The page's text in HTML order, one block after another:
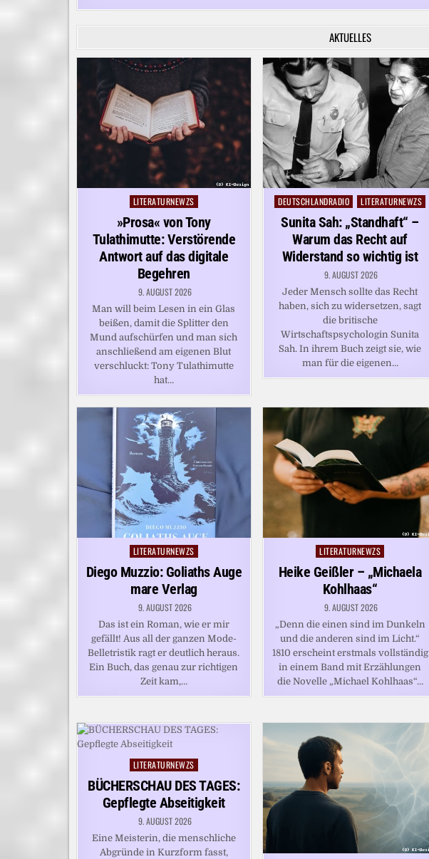
UND
RUHE
AKTUELLES
Posted
in
LITERATURNEWZS
»Prosa« von Tony
Tulathimutte: Verstörende
Antwort auf das digitale
Begehren
9. AUGUST 2026
Man will beim Lesen in ein Glas
beißen, damit die Splitter den
Mund aufschürfen und man sich
anschließend am eigenen Blut
verschluckt: Tony Tulathimutte
hat…
Posted
in
DEUTSCHLANDRADIO LITERATURNEWZS
Sunita Sah: „Standhaft“ –
Warum das Recht auf
Widerstand so wichtig ist
9. AUGUST 2026
Jeder Mensch sollte das Recht
haben, sich zu widersetzen, sagt
die britische
Wirtschaftspsychologin Sunita
Sah. In ihrem Buch zeigt sie, wie
man für die eigenen…
Posted
in
LITERATURNEWZS
Diego Muzzio: Goliaths Auge
mare Verlag
9. AUGUST 2026
Das ist ein Roman, wie er mir
gefällt! Aus all der ganzen Mode-
Belletristik ragt er deutlich heraus.
Ein Buch, das genau zur richtigen
Zeit kam,…
Posted
in
LITERATURNEWZS
Heike Geißler – „Michaela
Kohlhaas“
9. AUGUST 2026
„Denn die einen sind im Dunkeln
und die anderen sind im Licht.“
1810 erscheint erstmals vollständig
in einem Band mit Erzählungen
die Novelle „Michael Kohlhaas“…
Posted
in
LITERATURNEWZS
BÜCHERSCHAU DES TAGES:
Gepflegte Abseitigkeit
9. AUGUST 2026
Eine Meisterin, die menschliche
Abgründe in Kurzform fasst,